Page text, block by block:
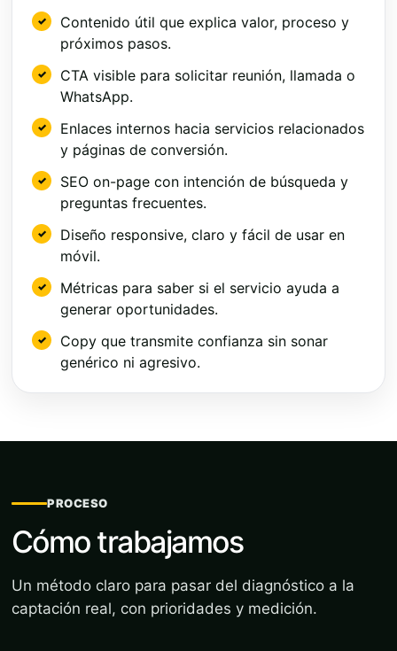
Contenido útil que explica valor, proceso y
próximos pasos.
CTA visible para solicitar reunión, llamada o
WhatsApp.
Enlaces internos hacia servicios relacionados
y páginas de conversión.
SEO on-page con intención de búsqueda y
preguntas frecuentes.
Diseño responsive, claro y fácil de usar en
móvil.
Métricas para saber si el servicio ayuda a
generar oportunidades.
Copy que transmite confianza sin sonar
genérico ni agresivo.
PROCESO
Cómo trabajamos
Un método claro para pasar del diagnóstico a la
captación real, con prioridades y medición.